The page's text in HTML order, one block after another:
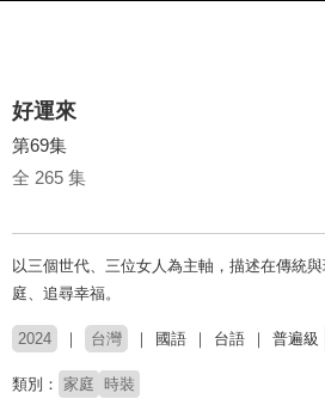
好運來
第69集
全 265 集
以三個世代、三位女人為主軸，描述在傳統
庭、追尋幸福。
2024 台灣 國語 台語 普遍級
類別： 家庭 時裝